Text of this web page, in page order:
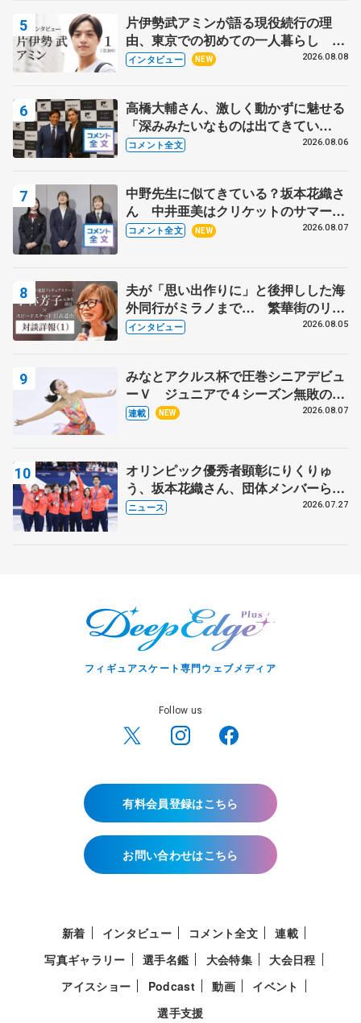
片伊勢武アミンが語る現役続行の理
由、東京での初めての一人暮らし 注
目スケーターの「今」に迫る
インタビュー NEW 2026.08.08
高橋大輔さん、激しく動かずに魅せる
「深みみたいなものは出てきてい
る？」 〝兄さん〟と慕うレジェンド
コメント全文 2026.08.06
中野先生に似てきている？坂本花織さ
ん 中井亜美はクリケットのサマーキ
ャンプに 島田麻央はたくさん試合に
コメント全文 NEW 2026.08.07
夫が「思い出作りに」と後押しした海
外同行がミラノまで… 繁華街のリン
クでは不良のお兄さんも味方に 小林
インタビュー 2026.08.05
みなとアクルス杯で圧巻シニアデビュ
ーＶ ジュニアで４シーズン無敗の島
田麻央
連載 NEW 2026.08.07
オリンピック優秀者顕彰にりくりゅ
う、坂本花織さん、団体メンバーら
8月7日に文科省が表彰式、ブルーノ・
ニュース 2026.07.27
フィギュアスケート専門ウェブメディア
Follow us
有料会員登録はこちら
お問い合わせはこちら
新着 インタビュー コメント全文
連載
写真ギャラリー
選手名鑑 大会特集
大会日程
アイスショー
Podcast 動画
イベント
選手支援